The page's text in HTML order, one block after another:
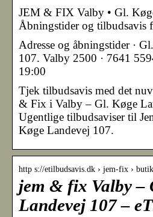
JEM & FIX Valby • Gl.
Åbningstider og tilbudsavis
Adresse og åbningstider ·
107. Valby 2500 · 7641
19:00
Tjek tilbudsavis med det
& Fix i Valby – Gl. Køge
Ugentlige tilbudsaviser til
Køge Landevej 107.
http s://etilbudsavis.dk › jem-fix ›
jem & fix Valby –
Landevej 107 –